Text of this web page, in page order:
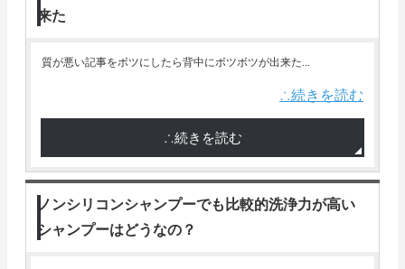
来た
質が悪い記事をボツにしたら背中にボツボツが出来た...
∴続きを読む
∴続きを読む
ノンシリコンシャンプーでも比較的洗浄力が高い
シャンプーはどうなの？